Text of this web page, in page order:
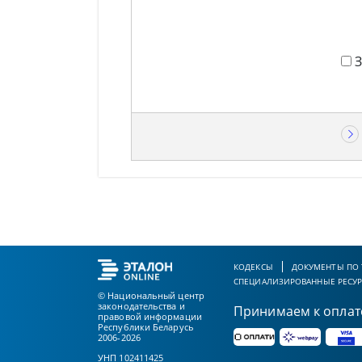
© Национальный центр
законодательства и
правовой информации
Республики Беларусь
2006-2026
УНП 102411425
КОДЕКСЫ ДОКУМЕНТЫ ПО
СПЕЦИАЛИЗИРОВАННЫЕ
Принимаем к